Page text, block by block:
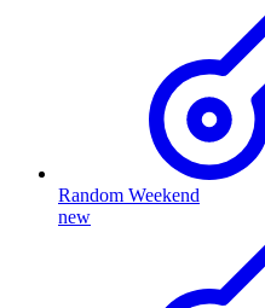
Random Weekend
new